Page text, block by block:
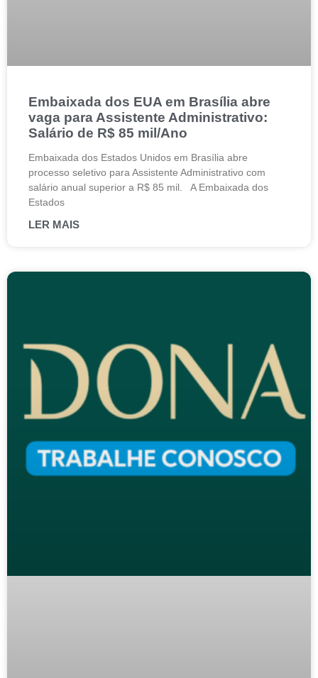
Embaixada dos EUA em Brasília abre
vaga para Assistente Administrativo:
Salário de R$ 85 mil/Ano
Embaixada dos Estados Unidos em Brasília abre
processo seletivo para Assistente Administrativo com
salário anual superior a R$ 85 mil. A Embaixada dos
Estados
LER MAIS